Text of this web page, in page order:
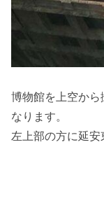
博物館を上空から
なります。
左上部の方に延安